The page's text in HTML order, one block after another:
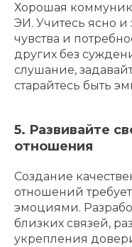
Хорошая
ЭИ. Учитесь ясно
чувства и
других без
слушание,
старайтесь быть
5. Развивайте
отношения
Создание
отношений
эмоциями.
близких связей,
укрепления